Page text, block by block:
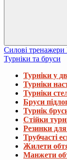
Силові тренажери
Турніки та бруси
Турніки у
Турніки
Турніки
Бруси
Турнік
Стійки
Резинки
Трубчасті
Жилети
Манжети